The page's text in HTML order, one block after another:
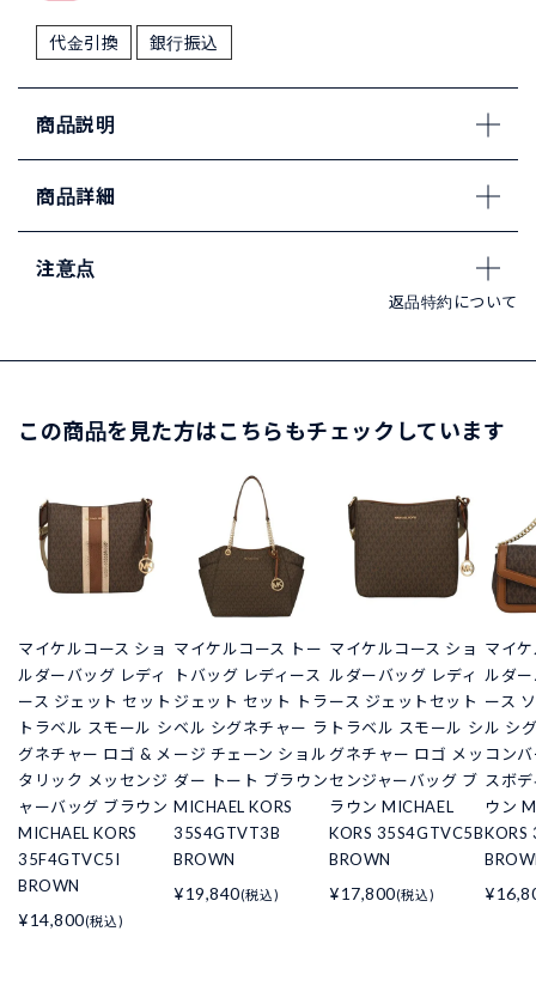
代金引換 銀行振込
商品説明
商品詳細
注意点
返品特約について
この商品を見た方はこちらもチェックしています
マイケルコース ショ
ルダーバッグ レディ
ース ジェット セット
トラベル スモール シ
グネチャー ロゴ & メ
タリック メッセンジ
ャーバッグ ブラウン
MICHAEL KORS
35F4GTVC5I
BROWN
¥14,800(税込)
マイケルコース トー
トバッグ レディース
ジェット セット トラ
ベル シグネチャー ラ
ージ チェーン ショル
ダー トート ブラウン
MICHAEL KORS
35S4GTVT3B
BROWN
¥19,840(税込)
マイケルコース ショ
ルダーバッグ レディ
ース ジェットセット
トラベル スモール シ
グネチャー ロゴ メッ
センジャーバッグ ブ
ラウン MICHAEL
KORS 35S4GTVC5B
BROWN
¥17,800(税込)
マイ
ルダ
ース
ル シ
コン
スボ
ウン
KORS